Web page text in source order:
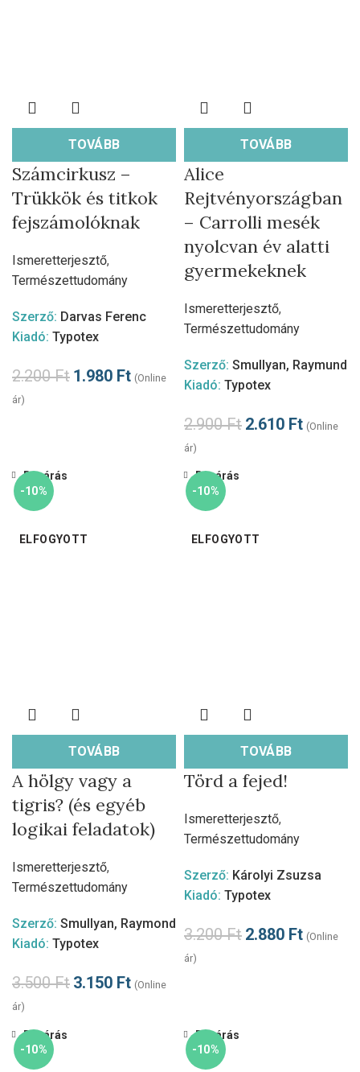
TOVÁBB
Számcirkusz –
Trükkök és titkok
fejszámolóknak
Ismeretterjesztő,
Természettudomány
Szerző: Darvas Ferenc
Kiadó: Typotex
2.200Ft 1.980 Ft (Online
ár)
TOVÁBB
Alice
Rejtvényországban
– Carrolli mesék
nyolcvan év alatti
gyermekeknek
Ismeretterjesztő,
Természettudomány
Szerző: Smullyan, Raymund
Kiadó: Typotex
2.900Ft 2.610 Ft (Online
ár)
-10%
ELFOGYOTT
TOVÁBB
Bezárás
A hölgy vagy a
tigris? (és egyéb
logikai feladatok)
Ismeretterjesztő,
Természettudomány
Szerző: Smullyan, Raymond
Kiadó: Typotex
3.500Ft 3.150 Ft (Online
ár)
-10%
ELFOGYOTT
TOVÁBB
Bezárás
Törd a fejed!
Ismeretterjesztő,
Természettudomány
Szerző: Károlyi Zsuzsa
Kiadó: Typotex
3.200Ft 2.880 Ft (Online
ár)
-10%
Bezárás
-10%
Bezárás